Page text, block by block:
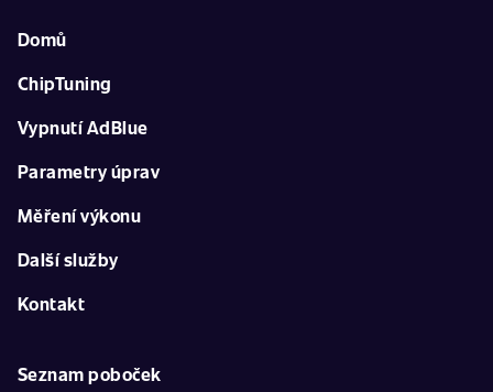
Domů
ChipTuning
Vypnutí AdBlue
Parametry úprav
Měření výkonu
Další služby
Kontakt
Seznam poboček